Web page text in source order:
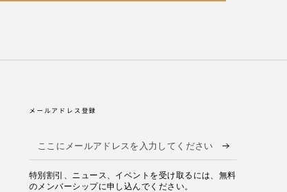
メールアドレス登録
こ
こ
に
特別割引、ニュース、イベントを受け取るには、無料
のメンバーシップに申し込んでください。